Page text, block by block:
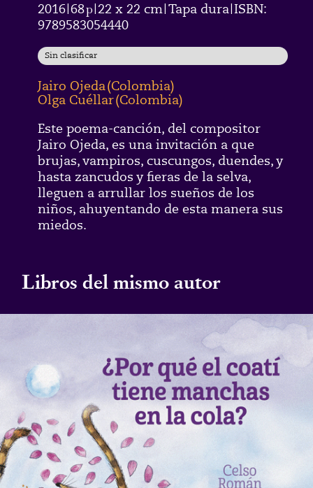
2016 68p 22 x 22 cm Tapa dura ISBN:
9789583054440
Sin clasificar
Jairo Ojeda(Colombia)
Olga Cuéllar(Colombia)
Este poema-canción, del compositor
Jairo Ojeda, es una invitación a que
brujas, vampiros, cuscungos, duendes, y
hasta zancudos y fieras de la selva,
lleguen a arrullar los sueños de los
niños, ahuyentando de esta manera sus
miedos.
Libros del mismo autor